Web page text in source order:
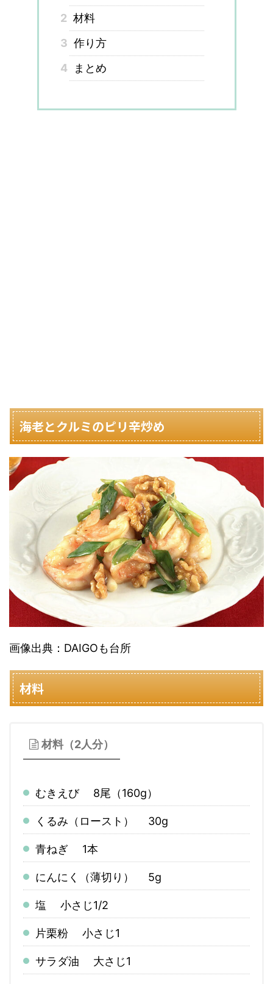
2 材料
3 作り方
4
まとめ
海老とクルミのピリ辛炒め
画像出典：DAIGOも台所
材料
材料（2人分）
むきえび 8尾（160g）
くるみ（ロースト） 30g
青ねぎ 1本
にんにく（薄切り） 5g
塩 小さじ1/2
片栗粉 小さじ1
サラダ油 大さじ1